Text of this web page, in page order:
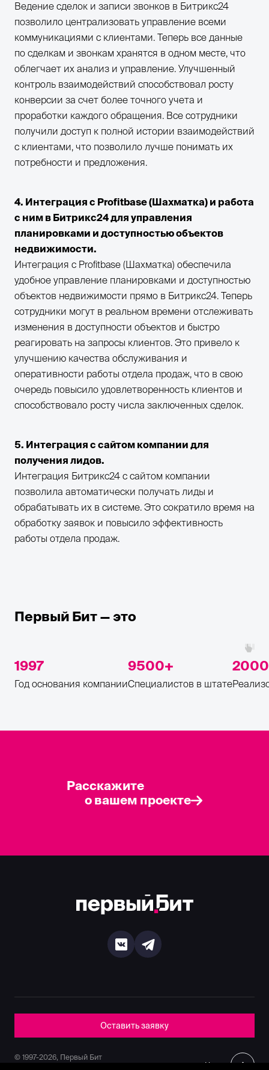
Ведение сделок и записи звонков в Битрикс24
позволило централизовать управление всеми
коммуникациями с клиентами. Теперь все данные
по сделкам и звонкам хранятся в одном месте, что
облегчает их анализ и управление. Улучшенный
контроль взаимодействий способствовал росту
конверсии за счет более точного учета и
проработки каждого обращения. Все сотрудники
получили доступ к полной истории взаимодействий
с клиентами, что позволило лучше понимать их
потребности и предложения.
4. Интеграция с Profitbase (Шахматка) и работа
с ним в Битрикс24 для управления
планировками и доступностью объектов
недвижимости.
Интеграция с Profitbase (Шахматка) обеспечила
удобное управление планировками и доступностью
объектов недвижимости прямо в Битрикс24. Теперь
сотрудники могут в реальном времени отслеживать
изменения в доступности объектов и быстро
реагировать на запросы клиентов. Это привело к
улучшению качества обслуживания и
оперативности работы отдела продаж, что в свою
очередь повысило удовлетворенность клиентов и
способствовало росту числа заключенных сделок.
5. Интеграция с сайтом компании для
получения лидов.
Интеграция Битрикс24 с сайтом компании
позволила автоматически получать лиды и
обрабатывать их в системе. Это сократило время на
обработку заявок и повысило эффективность
работы отдела продаж.
Первый Бит — это
1997
Год основания компании
9500
Специалистов в штате
2000
Расскажите
о вашем проекте
© 1997-2026, Первый Бит
Наверх
Оставить заявку